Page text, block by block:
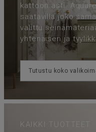
kattoon asti.
saatavilla joko
valittu
yhtenäisen ja
Tutustu koko
KAIKKI TUOTTEET